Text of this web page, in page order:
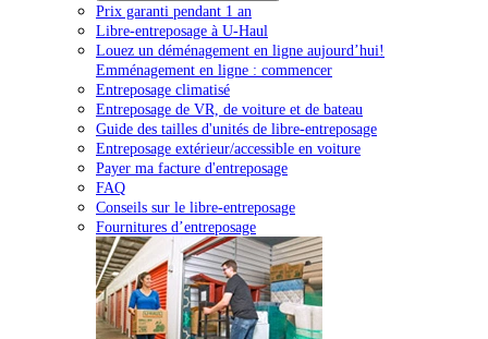
Prix garanti pendant 1 an
Libre-entreposage à U-Haul
Louez un déménagement en ligne aujourd’hui!
Emménagement en ligne : commencer
Entreposage climatisé
Entreposage de VR, de voiture et de bateau
Guide des tailles d'unités de libre-entreposage
Entreposage extérieur/accessible en voiture
Payer ma facture d'entreposage
FAQ
Conseils sur le libre-entreposage
Fournitures d’entreposage